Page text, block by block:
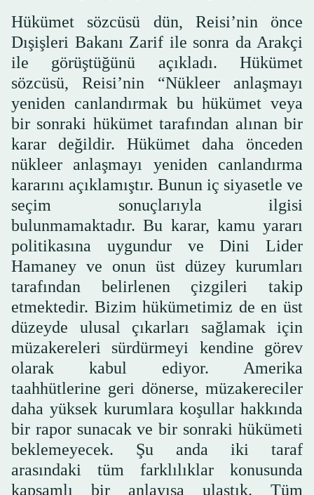
Hükümet sözcüsü dün, Reisi’nin önce
Dışişleri Bakanı Zarif ile sonra da Arakçi
ile görüştüğünü açıkladı. Hükümet
sözcüsü, Reisi’nin “Nükleer anlaşmayı
yeniden canlandırmak bu hükümet veya
bir sonraki hükümet tarafından alınan bir
karar değildir. Hükümet daha önceden
nükleer anlaşmayı yeniden canlandırma
kararını açıklamıştır. Bunun iç siyasetle ve
seçim sonuçlarıyla ilgisi
bulunmamaktadır. Bu karar, kamu yararı
politikasına uygundur ve Dini Lider
Hamaney ve onun üst düzey kurumları
tarafından belirlenen çizgileri takip
etmektedir. Bizim hükümetimiz de en üst
düzeyde ulusal çıkarları sağlamak için
müzakereleri sürdürmeyi kendine görev
olarak kabul ediyor. Amerika
taahhütlerine geri dönerse, müzakereciler
daha yüksek kurumlara koşullar hakkında
bir rapor sunacak ve bir sonraki hükümeti
beklemeyecek. Şu anda iki taraf
arasındaki tüm farklılıklar konusunda
kapsamlı bir anlayışa ulaştık. Tüm